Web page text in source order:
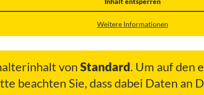
Weitere Informationen
von Standard. Um auf den
beachten Sie, dass dabei Daten